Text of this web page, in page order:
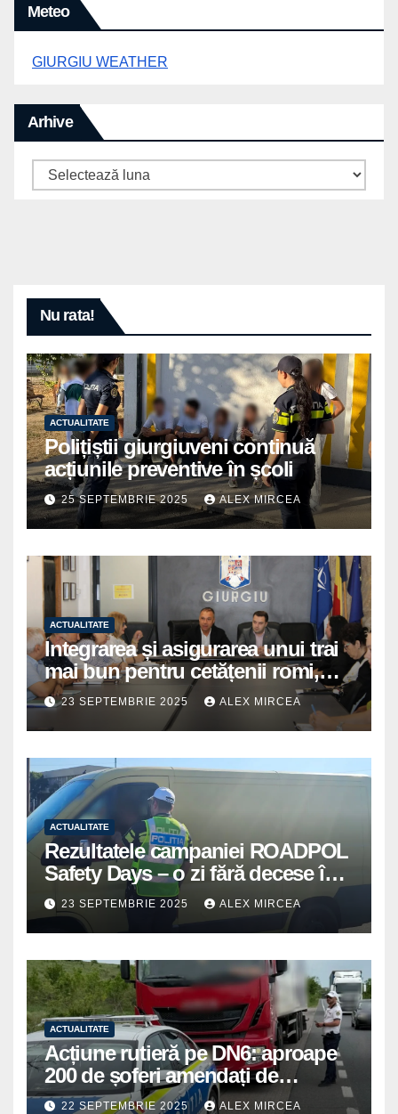
Meteo
GIURGIU WEATHER
Arhive
Arhive
Nu rata!
ACTUALITATE
Polițiștii giurgiuveni continuă
acțiunile preventive în școli
25 SEPTEMBRIE 2025 ALEX MIRCEA
ACTUALITATE
Integrarea și asigurarea unui trai
mai bun pentru cetățenii romi,
prioritate pentru instituțiile
publice giurgiuvene
23 SEPTEMBRIE 2025 ALEX MIRCEA
ACTUALITATE
Rezultatele campaniei ROADPOL
Safety Days – o zi fără decese în
trafic
23 SEPTEMBRIE 2025 ALEX MIRCEA
ACTUALITATE
Acțiune rutieră pe DN6: aproape
200 de șoferi amendați de
polițiștii din Mihăilești
22 SEPTEMBRIE 2025 ALEX MIRCEA